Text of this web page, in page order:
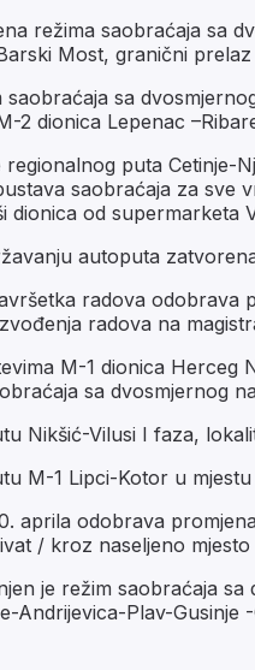
režima saobraćaja sa
Most, granični
saobraćaja sa
2 dionica Lepenac
puta Cetinje-
saobraćaja za sve
dionica od supermarketa
autoputa
radova odobrava
radova na
M-1 dionica Herceg
sa dvosmjernog
Nikšić-Vilusi I faza,
M-1 Lipci-Kotor u
aprila odobrava
/ kroz naseljeno
je režim saobraćaja
Andrijevica-Plav-